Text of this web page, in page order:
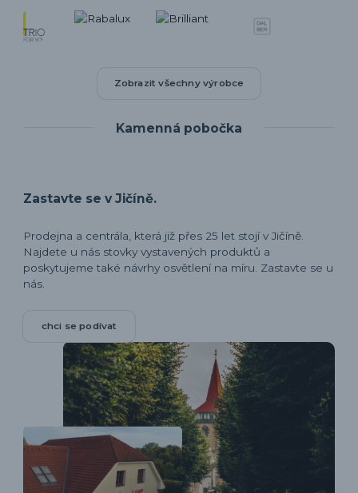
Zobrazit všechny výrobce
Kamenná pobočka
Zastavte se v Jičíně.
Prodejna a centrála, která již přes 25 let stojí v Jičíně.
Najdete u nás stovky vystavených produktů a
poskytujeme také návrhy osvětlení na míru. Zastavte se u
nás.
chci se podívat